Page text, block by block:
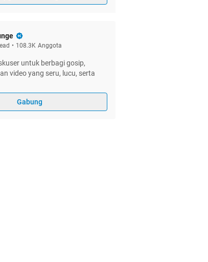
• 108.3K Anggota
untuk berbagi gosip,
video yang seru, lucu, serta
Gabung